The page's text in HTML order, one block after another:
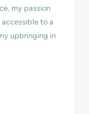
my passion
to a
upbringing in